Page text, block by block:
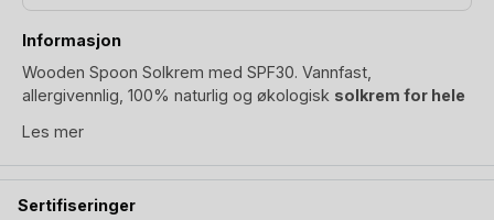
Informasjon
Wooden Spoon Solkrem med SPF30. Vannfast,
allergivennlig, 100% naturlig og økologisk solkrem for hele
solbeskyttelse gjennom mineralfiltet fra non-nano zinc
oxide. I motsetning til kjemisk solkrem (kjemisk filter) som
vekk. Må jo være bedre! Verdt å nevne er at Wooden Spoon
Les mer
Sertifiseringer